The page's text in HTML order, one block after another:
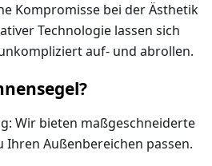
Kompromisse bei der Ästhetik
Technologie lassen sich
auf- und abrollen.
: Wir bieten maßgeschneiderte
Ihren Außenbereichen passen.